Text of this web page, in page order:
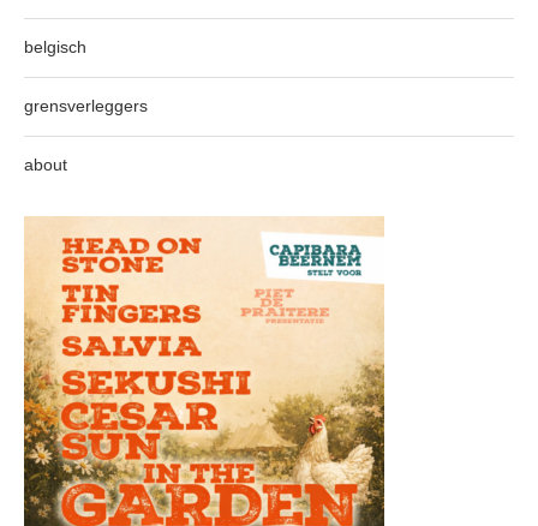
belgisch
grensverleggers
about